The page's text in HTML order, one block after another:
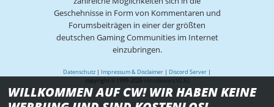
Geschehnisse in Form von Kommentaren und
Forumsbeiträgen in einer der größten
deutschen Gaming Communities im Internet
einzubringen.
Datenschutz | Impressum & Disclaimer | Discord Server |
copyright © 1999-2026 consolewars V2.82
WILLKOMMEN AUF CW! WIR HABEN KEINE